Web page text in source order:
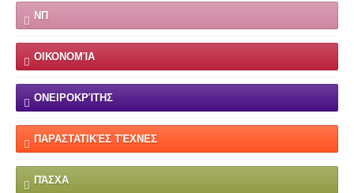
ΝΠ
ΟΙΚΟΝΟΜΊΑ
ΟΝΕΙΡΟΚΡΊΤΗΣ
ΠΑΡΑΣΤΑΤΙΚΈΣ ΤΈΧΝΕΣ
ΠΆΣΧΑ